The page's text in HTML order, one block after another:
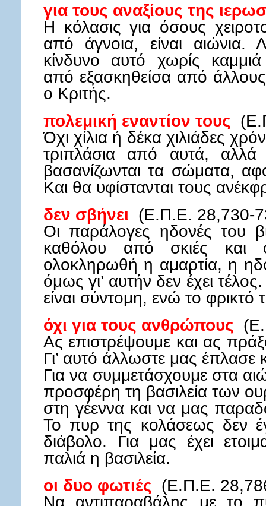
για τους αναξίους της
Η κόλασις για όσους
από άγνοια, είναι αιώνια.
κίνδυνο αυτό χωρίς καμμιά
από εξασκηθείσα από άλλους
ο Κριτής.
πολεμική εναντίον τους
Όχι χίλια ή δέκα χιλιάδες
τριπλάσια από αυτά,
βασανίζωνται τα σώματα,
Και θα υφίστανται τους
δεν σβήνει (Ε.Π.Ε. 28,730-
Οι παράλογες ηδονές του
καθόλου από σκιές και
ολοκληρωθή η αμαρτία, η
όμως γι’ αυτήν δεν έχει
είναι σύντομη, ενώ το φρικτό
όχι για τους ανθρώπους
Ας επιστρέψουμε και ας
Γι’ αυτό άλλωστε μας έπλασε
Για να συμμετάσχουμε στα
προσφέρη τη βασιλεία των
στη γέεννα και να μας
Το πυρ της κολάσεως δεν
διάβολο. Για μας έχει
παλιά η βασιλεία.
οι δυο φωτιές (Ε.Π.Ε.
Να αντιπαραβάλης με το